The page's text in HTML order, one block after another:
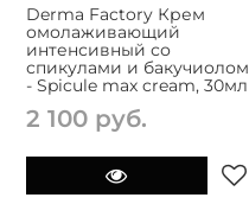
Derma Factory Крем
омолаживающий
интенсивный со
спикулами и бакучиолом
- Spicule max cream, 30мл
2 100 руб.